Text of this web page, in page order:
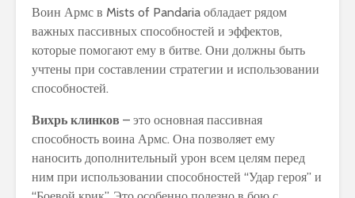
Воин Армс в Mists of Pandaria обладает рядом
важных пассивных способностей и эффектов,
которые помогают ему в битве. Они должны быть
учтены при составлении стратегии и использовании
способностей.
Вихрь клинков – это основная пассивная
способность воина Армс. Она позволяет ему
наносить дополнительный урон всем целям перед
ним при использовании способностей “Удар героя” и